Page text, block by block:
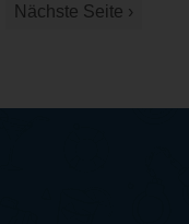
Nächste Seite ›